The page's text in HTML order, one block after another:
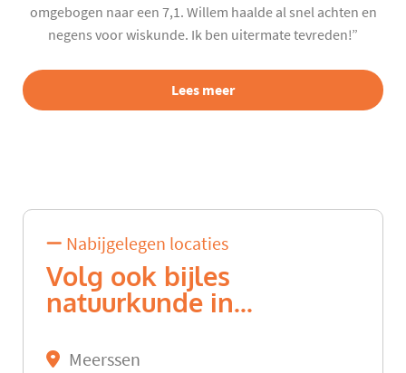
omgebogen naar een 7,1. Willem haalde al snel achten en
negens voor wiskunde. Ik ben uitermate tevreden!”
Lees meer
Nabijgelegen locaties
Volg ook bijles
natuurkunde in...
Meerssen